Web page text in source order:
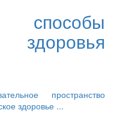
пространство
здоровье ...